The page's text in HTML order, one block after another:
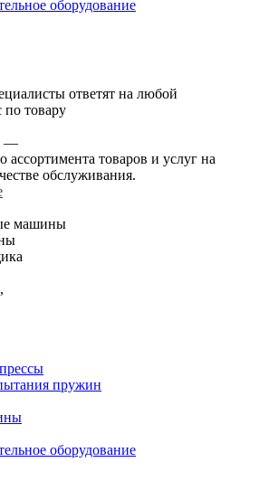
оборудование
ответят на любой
товару
—
товаров и услуг на
обслуживания.
машины
пружин
оборудование